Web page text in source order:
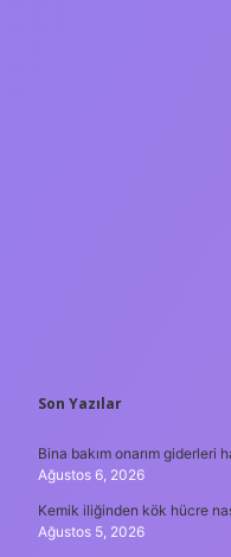
Son Yazılar
Bina bakım onarım giderleri
Ağustos 6, 2026
Kemik iliğinden kök hücre
Ağustos 5, 2026